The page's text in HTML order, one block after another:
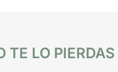
TE LO PIERDAS